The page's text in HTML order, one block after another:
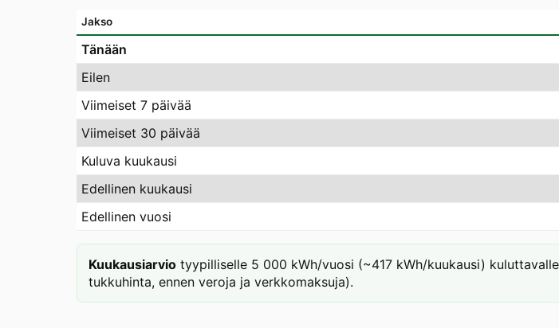
Jakso
Tänään
Eilen
Viimeiset 7 päivää
Viimeiset 30 päivää
Kuluva kuukausi
Edellinen kuukausi
Edellinen vuosi
Kuukausiarvio tyypilliselle 5 000 kWh/vuosi (~417 kWh/kuukausi)
tukkuhinta, ennen veroja ja verkkomaksuja).